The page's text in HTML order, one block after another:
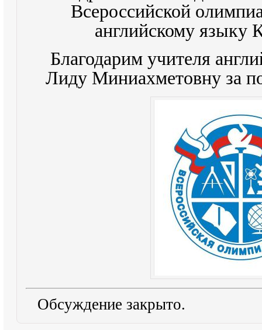
Всероссийской
английскому языку
Благодарим учителя
Лиду Миниахметовну за
Обсуждение закрыто.